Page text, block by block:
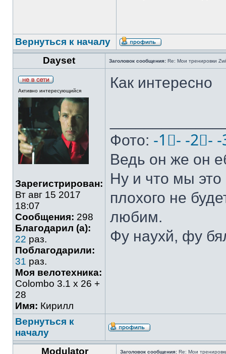
Вернуться к началу
Dayset
Заголовок сообщения: Re: Мои тренировки
Активно интересующийся
Зарегистрирован:
Вт авг 15 2017
18:07
Сообщения: 298
Благодарил (а):
22 раз.
Поблагодарили:
31 раз.
Моя велотехника:
Colombo 3.1 х 26 +
28
Имя: Кирилл
Как интересно
Фото: -1⃣- -2⃣- -
Ведь он же он
Ну и что мы это
плохого не
любим.
Фу наухй, фу
Вернуться к
началу
Modulator
Заголовок сообщения: Re: Мои